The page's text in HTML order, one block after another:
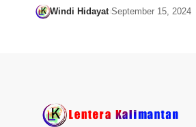
Windi Hidayat September 15, 2024